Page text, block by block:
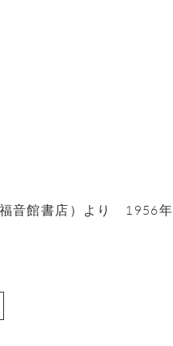
音館書店）より 1956年